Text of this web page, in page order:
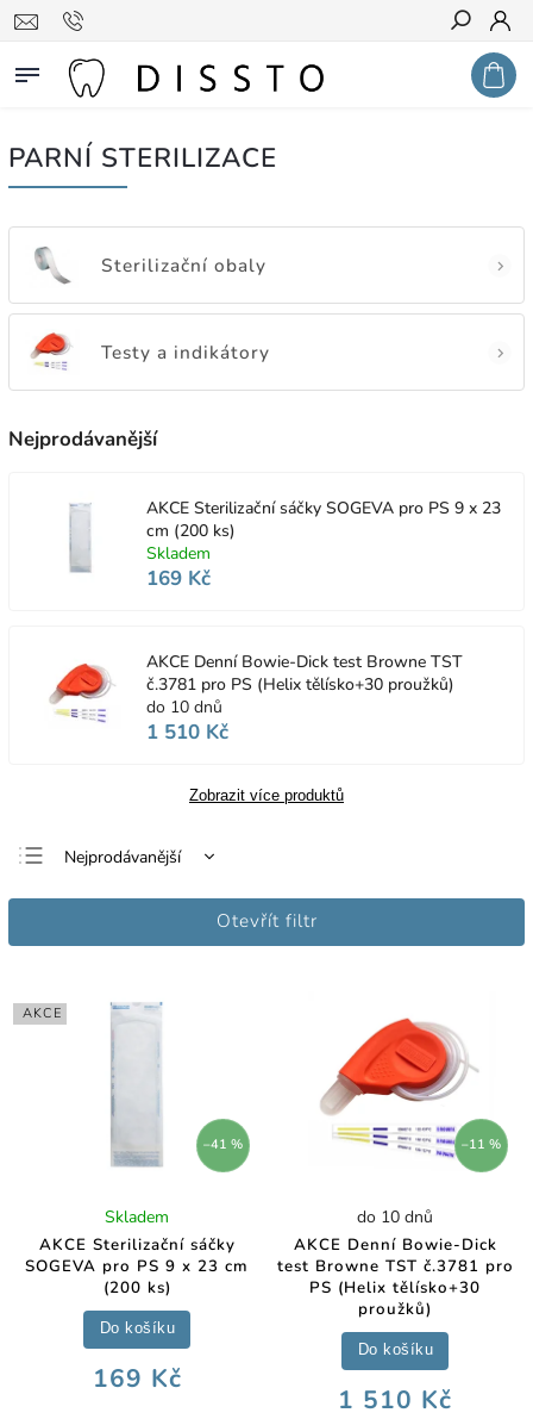
Hledat
PARNÍ STERILIZACE
Sterilizační obaly
Testy a indikátory
Nejprodávanější
AKCE Sterilizační sáčky SOGEVA pro PS 9 x 23
cm (200 ks)
Skladem
169 Kč
AKCE Denní Bowie-Dick test Browne TST
č.3781 pro PS (Helix tělísko+30 proužků)
do 10 dnů
1 510 Kč
Zobrazit více produktů
Nejprodávanější
Nejlevnější
Otevřít filtr
AKCE
–41 %
AKCE Sterilizační sáčky
SOGEVA pro PS 9 x 23 cm
(200 ks)
Skladem
169 Kč
Do košíku
–11 %
AKCE Denní Bowie-Dick
test Browne TST č.3781 pro
PS (Helix tělísko+30
proužků)
do 10 dnů
1 510 Kč
Do košíku